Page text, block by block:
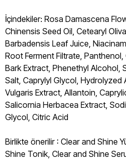
İçindekiler: Rosa Damascena
Chinensis Seed Oil, Cetearyl
Barbadensis Leaf Juice,
Root Ferment Filtrate, Panthenol,
Bark Extract, Phenethyl Alcohol,
Salt, Caprylyl Glycol, Hydrolyzed
Vulgaris Extract, Allantoin,
Salicornia Herbacea Extract,
Glycol, Citric Acid
Birlikte önerilir : Clear and Shine
Shine Tonik, Clear and Shine